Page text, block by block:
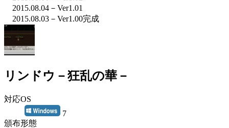
2015.08.04－Ver1.01
2015.08.03－Ver1.00完成
リンドウ－狂乱の華－
対応OS
7
頒布形態